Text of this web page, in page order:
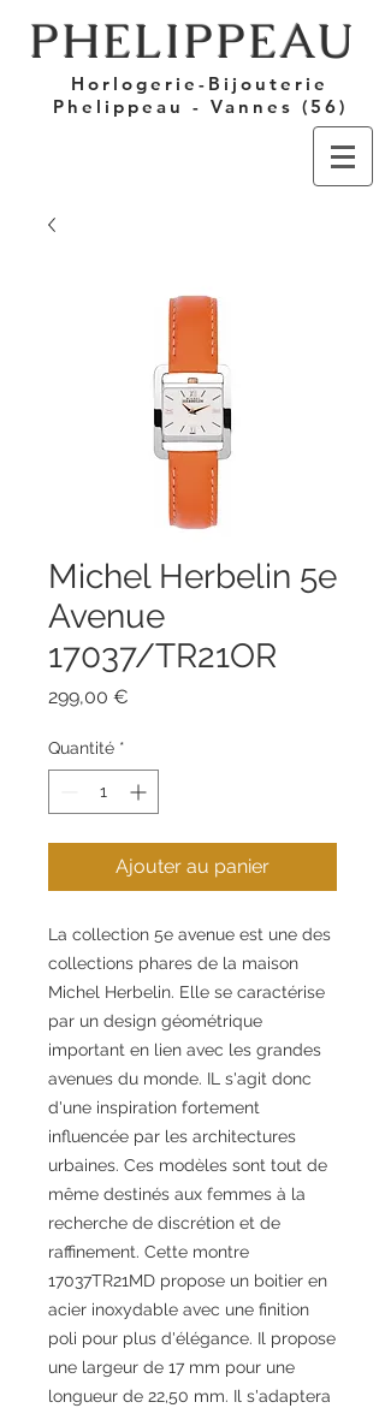
PHELIPPEAU
Horlogerie-Bijouterie
Phelippeau - Vannes (56)
Michel Herbelin 5e
Avenue
17037/TR21OR
299,00 €
Quantité *
Ajouter au panier
La collection 5e avenue est une des
collections phares de la maison
Michel Herbelin. Elle se caractérise
par un design géométrique
important en lien avec les grandes
avenues du monde. IL s'agit donc
d'une inspiration fortement
influencée par les architectures
urbaines. Ces modèles sont tout de
même destinés aux femmes à la
recherche de discrétion et de
raffinement. Cette montre
17037TR21MD propose un boitier en
acier inoxydable avec une finition
poli pour plus d'élégance. Il propose
une largeur de 17 mm pour une
longueur de 22,50 mm. Il s'adaptera